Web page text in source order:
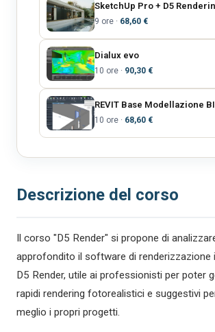
Descrizione del corso
Il corso "D5 Render" si propone di
approfondito il software di renderizzazione
D5 Render, utile ai professionisti per poter
rapidi rendering fotorealistici e suggestivi
meglio i propri progetti.
SketchUp Pro + D5
9 ore · 68,60 €
Dialux evo
10 ore · 90,30 €
REVIT Base Modellazione
10 ore · 68,60 €